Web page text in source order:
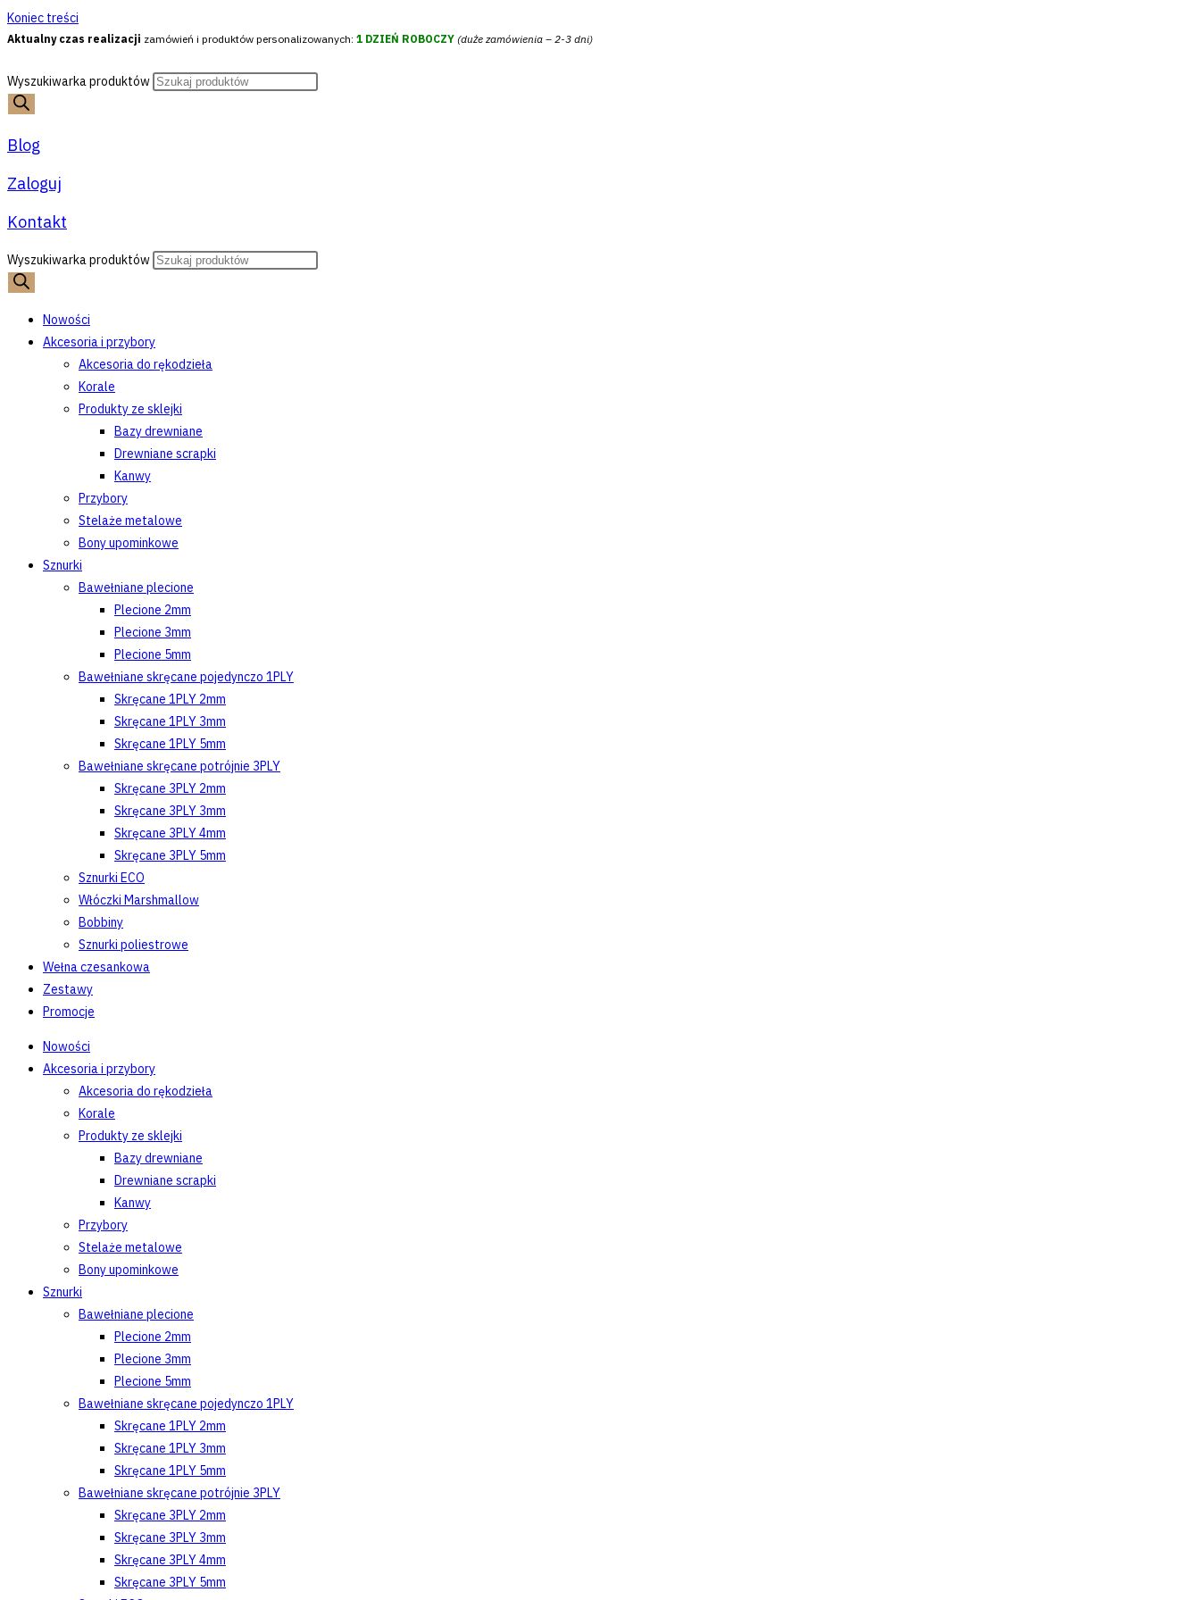
Koniec treści
Aktualny czas realizacji zamówień i produktów personalizowanych: 1 DZIEŃ ROBOCZY (duże zamówienia – 2-3 dni)
Wyszukiwarka produktów
Blog
Zaloguj
Kontakt
Wyszukiwarka produktów
Nowości
Akcesoria i przybory
Akcesoria do rękodzieła
Korale
Produkty ze sklejki
Bazy drewniane
Drewniane scrapki
Kanwy
Przybory
Stelaże metalowe
Bony upominkowe
Sznurki
Bawełniane plecione
Plecione 2mm
Plecione 3mm
Plecione 5mm
Bawełniane skręcane pojedynczo 1PLY
Skręcane 1PLY 2mm
Skręcane 1PLY 3mm
Skręcane 1PLY 5mm
Bawełniane skręcane potrójnie 3PLY
Skręcane 3PLY 2mm
Skręcane 3PLY 3mm
Skręcane 3PLY 4mm
Skręcane 3PLY 5mm
Sznurki ECO
Włóczki Marshmallow
Bobbiny
Sznurki poliestrowe
Wełna czesankowa
Zestawy
Promocje
Nowości
Akcesoria i przybory
Akcesoria do rękodzieła
Korale
Produkty ze sklejki
Bazy drewniane
Drewniane scrapki
Kanwy
Przybory
Stelaże metalowe
Bony upominkowe
Sznurki
Bawełniane plecione
Plecione 2mm
Plecione 3mm
Plecione 5mm
Bawełniane skręcane pojedynczo 1PLY
Skręcane 1PLY 2mm
Skręcane 1PLY 3mm
Skręcane 1PLY 5mm
Bawełniane skręcane potrójnie 3PLY
Skręcane 3PLY 2mm
Skręcane 3PLY 3mm
Skręcane 3PLY 4mm
Skręcane 3PLY 5mm